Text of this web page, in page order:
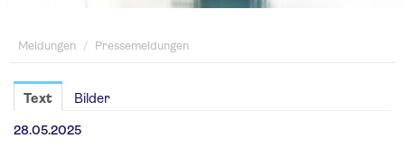
Saisonpräsentationen
Fachpresse
Meldungen / Pressemeldungen
Text Bilder
28.05.2025